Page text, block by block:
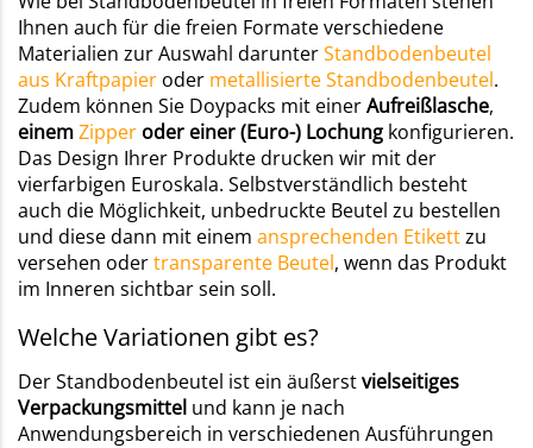
Ihnen auch für die freien Formate verschiedene
Materialien zur Auswahl darunterStandbodenbeutel
aus Kraftpapier oder metallisierte Standbodenbeutel.
Zudem können Sie Doypacks mit einerAufreißlasche,
einemZipper oder einer (Euro-) Lochung konfigurieren.
Das Design Ihrer Produkte drucken wir mit der
vierfarbigen Euroskala. Selbstverständlich besteht
auch die Möglichkeit, unbedruckte Beutel zu bestellen
und diese dann mit einem ansprechenden Etikettzu
versehen odertransparente Beutel, wenn das Produkt
im Inneren sichtbar sein soll.
Welche Variationen gibt es?
Der Standbodenbeutel ist ein äußerstvielseitiges
Verpackungsmittel und kann je nach
Anwendungsbereich in verschiedenen Ausführungen